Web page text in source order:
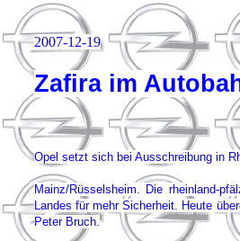
2007-12-19
Zafira im
Opel setzt sich bei Ausschreibung in
Mainz/Rüsselsheim. Die rheinland-
Landes für mehr Sicherheit. Heute
Peter Bruch.